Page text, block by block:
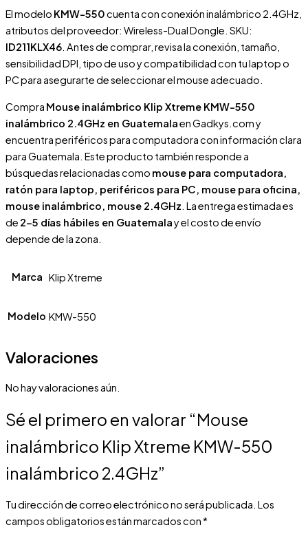
El modelo KMW-550cuenta con conexión inalámbrico 2.4GHz,
atributos del proveedor: Wireless-Dual Dongle. SKU:
ID211KLX46. Antes de comprar, revisa la conexión, tamaño,
sensibilidad DPI, tipo de uso y compatibilidad con tu laptop o
PC para asegurarte de seleccionar el mouse adecuado.
Compra Mouse inalámbrico Klip Xtreme KMW-550
inalámbrico 2.4GHz en Guatemalaen Gadkys.com y
encuentra periféricos para computadora con información clara
para Guatemala. Este producto también responde a
búsquedas relacionadas como mouse para computadora,
ratón para laptop, periféricos para PC, mouse para oficina,
mouse inalámbrico, mouse 2.4GHz . La entrega estimada es
de 2–5 días hábiles en Guatemalay el costo de envío
depende de la zona.
Marca Klip Xtreme
Modelo KMW-550
Valoraciones
No hay valoraciones aún.
Sé el primero en valorar “Mouse
inalámbrico Klip Xtreme KMW-550
inalámbrico 2.4GHz”
Tu dirección de correo electrónico no será publicada. Los
campos obligatorios están marcados con*